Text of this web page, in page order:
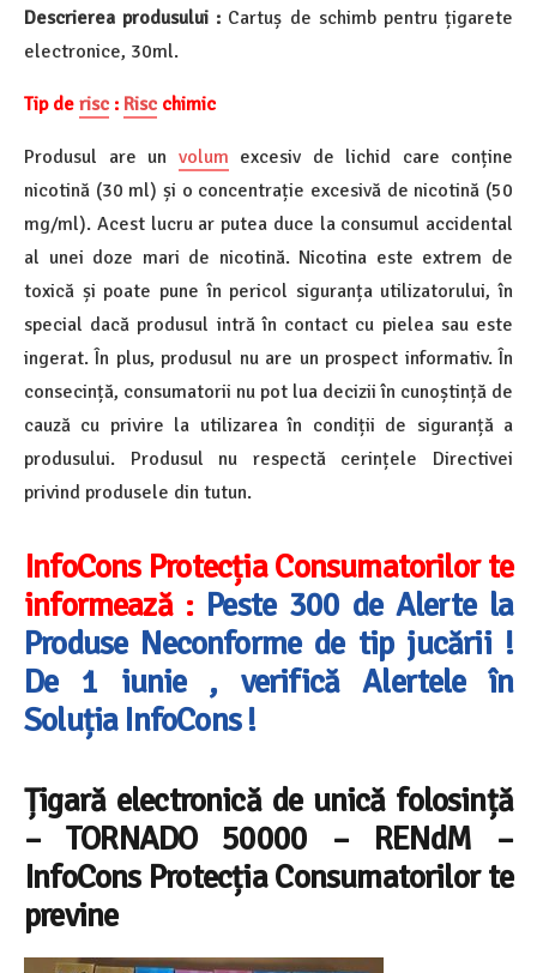
Descrierea produsului : Cartuș de schimb pentru țigarete
electronice, 30ml.
Tip de risc : Risc chimic
Produsul are un volum excesiv de lichid care conține
nicotină (30 ml) și o concentrație excesivă de nicotină (50
mg/ml). Acest lucru ar putea duce la consumul accidental
al unei doze mari de nicotină. Nicotina este extrem de
toxică și poate pune în pericol siguranța utilizatorului, în
special dacă produsul intră în contact cu pielea sau este
ingerat. În plus, produsul nu are un prospect informativ. În
consecință, consumatorii nu pot lua decizii în cunoștință de
cauză cu privire la utilizarea în condiții de siguranță a
produsului. Produsul nu respectă cerințele Directivei
privind produsele din tutun.
InfoCons Protecția Consumatorilor te
informează : Peste 300 de Alerte la
Produse Neconforme de tip jucării !
De 1 iunie , verifică Alertele în
Soluția InfoCons !
Țigară electronică de unică folosință
– TORNADO 50000 – RENdM –
InfoCons Protecția Consumatorilor te
previne